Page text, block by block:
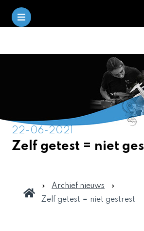
22-06-2021
Zelf getest = niet
Archief nieuws
Zelf getest = niet gestrest